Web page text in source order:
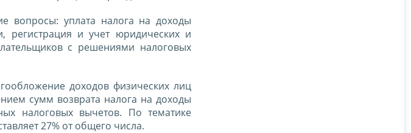
вопросы: уплата налога на доходы
регистрация и учет юридических и
с решениями налоговых
доходов физических лиц
сумм возврата налога на доходы
налоговых вычетов. По тематике
27% от общего числа.